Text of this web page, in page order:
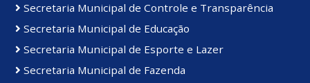
Secretaria Municipal de Controle e Transparência
Secretaria Municipal de Educação
Secretaria Municipal de Esporte e Lazer
Secretaria Municipal de Fazenda